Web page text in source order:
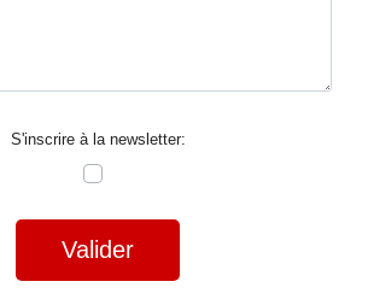
S'inscrire à la newsletter:
Valider